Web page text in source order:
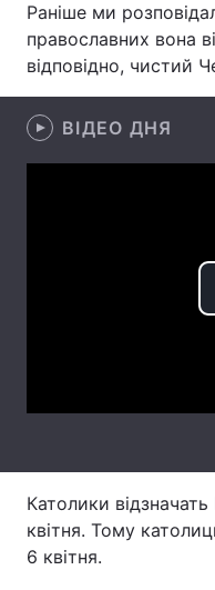
Інтерв'ю
Архів
Контакти
Послуги
Раніше ми
православних вона
відповідно, чистий
ВІДЕО ДНЯ
Католики
квітня. Тому
6 квітня.